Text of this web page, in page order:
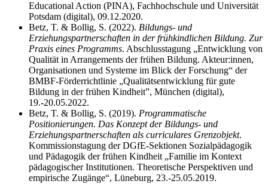
Educational Action (PINA), Fachhochschule und Universität
Potsdam (digital), 09.12.2020.
Betz, T. & Bollig, S. (2022). Bildungs- und
Erziehungspartnerschaften in der frühkindlichen Bildung. Zur
Praxis eines Programms. Abschlusstagung „Entwicklung von
Qualität in Arrangements der frühen Bildung. Akteur:innen,
Organisationen und Systeme im Blick der Forschung“ der
BMBF-Förderrichtlinie „Qualitätsentwicklung für gute
Bildung in der frühen Kindheit”, München (digital),
19.-20.05.2022.
Betz, T. & Bollig, S. (2019). Programmatische
Positionierungen. Das Konzept der Bildungs- und
Erziehungspartnerschaften als curriculares Grenzobjekt.
Kommissionstagung der DGfE-Sektionen Sozialpädagogik
und Pädagogik der frühen Kindheit „Familie im Kontext
pädagogischer Institutionen. Theoretische Perspektiven und
empirische Zugänge“, Lüneburg, 23.-25.05.2019.